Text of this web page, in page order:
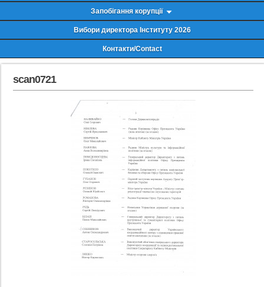
Запобігання корупції
Вибори директора Інституту 2026
Контакти/Contact
scan0721